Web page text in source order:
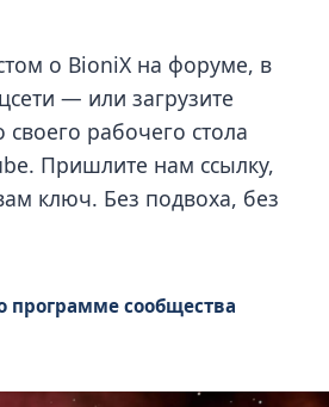
о BioniX на форуме, в
— или загрузите
своего рабочего стола
Пришлите нам ссылку,
ключ. Без подвоха, без
программе сообщества